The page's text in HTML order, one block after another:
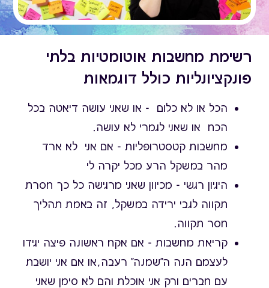
רשימת מחשבות אוטומטיות בלתי
פונקציונליות כולל דוגמאות
הכל או לא כלום - או שאני עושה דיאטה בכל
הכח או שאני לגמרי לא עושה.
מחשבות קטסטרופליות - אם אני לא ארד
מהר במשקל הרע מכל יקרה לי
היגיון רגשי - מכיוון שאני מרגישה כל כך חסרת
תקווה לגבי ירידה במשקל, זה באמת תהליך
חסר תקווה.
קריאת מחשבות - אם אקח ראשונה פיצה יגידו
לעצמם הנה ה"שמנה" רעבה,או אם אני יושבת
עם חברים ורק אני אוכלת והם לא סימן שאני